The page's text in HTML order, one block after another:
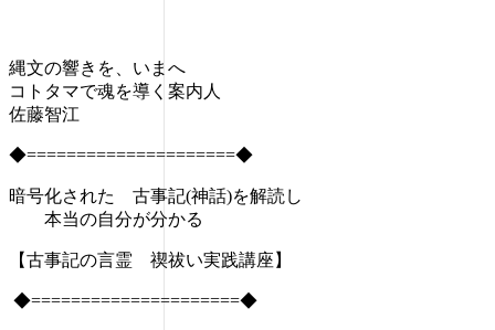
縄文の響きを、いまへ
コトタマで魂を導く案内人
佐藤智江
◆=====================◆
暗号化された 古事記(神話)を解読し
本当の自分が分かる
【古事記の言霊 禊祓い実践講座 】
◆=====================◆